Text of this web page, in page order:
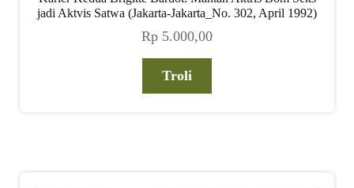
jadi Aktvis Satwa (Jakarta-Jakarta_No. 302, April 1992)
Rp 5.000,00
Troli